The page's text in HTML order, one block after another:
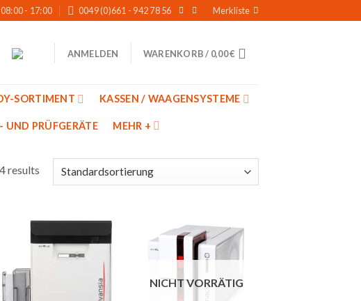
08:00 - 17:00 0049 (0)661 - 942 78 56 Merkliste
ANMELDEN WARENKORB / 0,00€
SORTIMENT KASSEN / WAAGENSYSTEME
UND PRÜFGERÄTE MEHR +
results
Auf
Merkliste
Auf
Merkliste
NICHT VORRÄTIG